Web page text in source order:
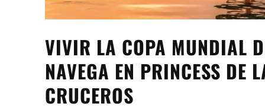
VIVIR LA COPA MUNDIAL
NAVEGA EN PRINCESS DE
CRUCEROS